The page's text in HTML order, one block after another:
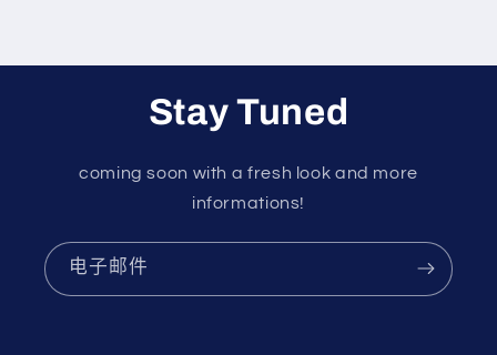
Stay Tuned
coming soon with a fresh look and more
informations!
电子邮件